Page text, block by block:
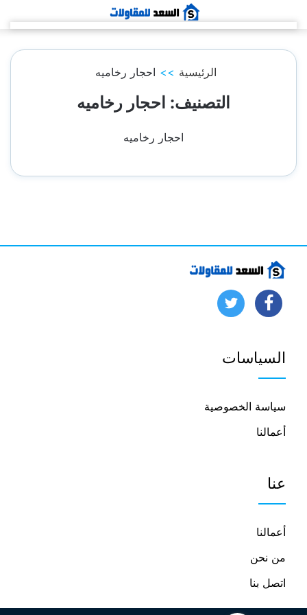
إلى
المحتوى
الرئيسية >> احجار رخاميه
التصنيف: احجار رخاميه
احجار رخاميه
تابعنا
فيسبوك
تابعنا
السياسات
سياسة الخصوصية
أعمالنا
عنا
أعمالنا
من نحن
اتصل بنا